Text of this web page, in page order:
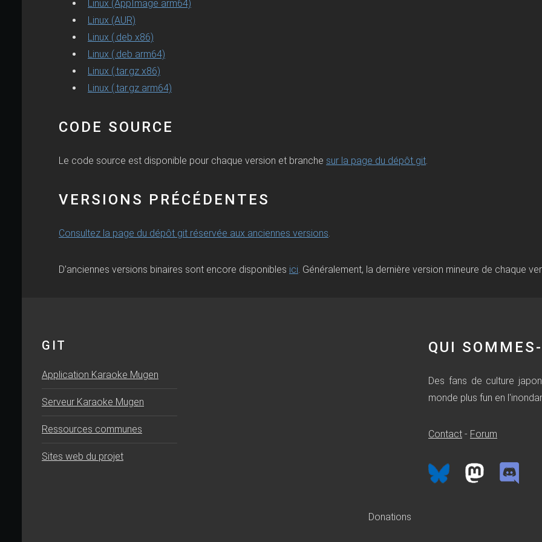
Linux (AppImage arm64)
Linux (AUR)
Linux (.deb x86)
Linux (.deb arm64)
Linux (.tar.gz x86)
Linux (.tar.gz arm64)
CODE SOURCE
Le code source est disponible pour chaque version et branche sur la page du dépôt git
VERSIONS PRÉCÉDENTES
Consultez la page du dépôt git réservée aux anciennes versions
D’anciennes versions binaires sont encore disponibles ici . Généralement, la dernière version mineure de chaque
GIT
Application Karaoke Mugen
Serveur Karaoke Mugen
Ressources communes
Sites web du projet
QUI
Des fans de culture
monde plus fun en
Contact - Forum
Donations